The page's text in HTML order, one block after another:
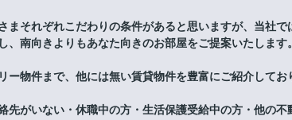
まそれぞれこだわりの条件があると思いますが、当社
、南向きよりもあなた向きのお部屋をご提案いたします。
ー物件まで、他には無い賃貸物件を豊富にご紹介してお
先がいない・休職中の方・生活保護受給中の方・他の